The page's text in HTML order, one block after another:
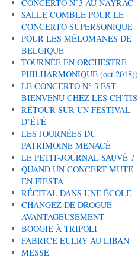
CONCERTO N°3 AU NAYRAC
SALLE COMBLE POUR LE
CONCERTO SUPERSONIQUE
POUR LES MÉLOMANES DE
BELGIQUE
TOURNÉE EN ORCHESTRE
PHILHARMONIQUE (oct 2018))
LE CONCERTO N° 3 EST
BIENVENU CHEZ LES CH’TIS
RETOUR SUR UN FESTIVAL
D’ÉTÉ
LES JOURNÉES DU
PATRIMOINE MENACÉ
LE PETIT-JOURNAL SAUVÉ ?
QUAND UN CONCERT MUTE
EN FIESTA
RÉCITAL DANS UNE ÉCOLE
CHANGEZ DE DROGUE
AVANTAGEUSEMENT
BOOGIE À TRIPOLI
FABRICE EULRY AU LIBAN
MESSE